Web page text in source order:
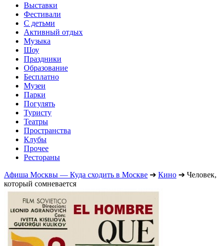
Выставки
Фестивали
С детьми
Активный отдых
Музыка
Шоу
Праздники
Образование
Бесплатно
Музеи
Парки
Погулять
Туристу
Театры
Пространства
Клубы
Прочее
Рестораны
Афиша Москвы — Куда сходить в Москве ➔ Кино ➔ Человек,
который сомневается